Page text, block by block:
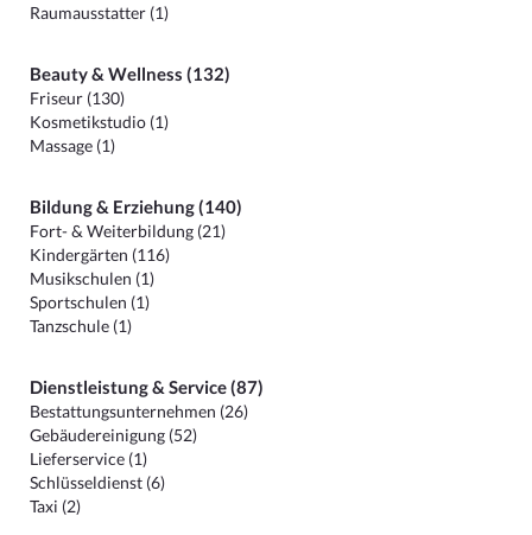
Raumausstatter (1)
Beauty & Wellness (132)
Friseur (130)
Kosmetikstudio (1)
Massage (1)
Bildung & Erziehung (140)
Fort- & Weiterbildung (21)
Kindergärten (116)
Musikschulen (1)
Sportschulen (1)
Tanzschule (1)
Dienstleistung & Service (87)
Bestattungsunternehmen (26)
Gebäudereinigung (52)
Lieferservice (1)
Schlüsseldienst (6)
Taxi (2)